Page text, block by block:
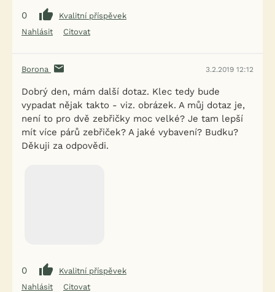
0
Kvalitní příspěvek
Nahlásit
Citovat
Borona 3.2.2019 12:12
Dobrý den, mám další dotaz. Klec tedy bude
vypadat nějak takto - viz. obrázek. A můj dotaz je,
není to pro dvě zebřičky moc velké? Je tam lepší
mít více párů zebřiček? A jaké vybavení? Budku?
Děkuji za odpovědi.
0
Kvalitní příspěvek
Nahlásit
Citovat